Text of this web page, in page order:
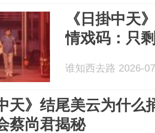
《日掛中
情戏码：只
谁知西去路 2026-
天》结尾美云为什
蔡尚君揭秘